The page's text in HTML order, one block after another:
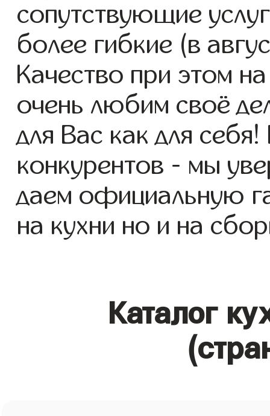
сопутствующие
более гибкие (в
Качество при этом
очень любим своё
для Вас как для
конкурентов - мы
даем официальную
на кухни но и на
Каталог